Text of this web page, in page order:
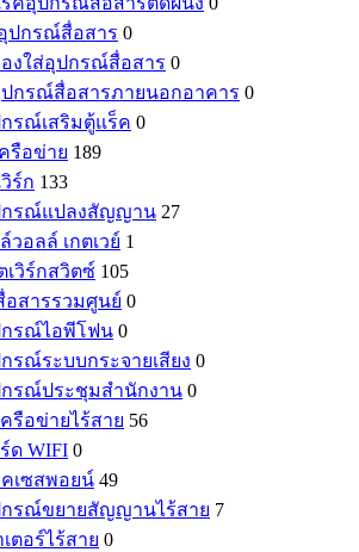
ปกรณ์สื่อสาร 0
งใส่อุปกรณ์สื่อสาร 0
กรณ์สื่อสารภายนอกอาคาร 0
รณ์เสริมตู้แร็ค 0
รือข่าย 189
ร์ก 133
กรณ์แปลงสัญญาน 27
วอลล์ เกตเวย์ 1
เวิร์กสวิตซ์ 105
สารรวมศูนย์ 0
รณ์ไอพีโฟน 0
รณ์ระบบกระจายเสียง 0
รณ์ประชุมสำนักงาน 0
รือข่ายไร้สาย 56
ด WIFI 0
เซสพอยน์ 49
รณ์ขยายสัญญานไร้สาย 7
เตอร์ไร้สาย 0